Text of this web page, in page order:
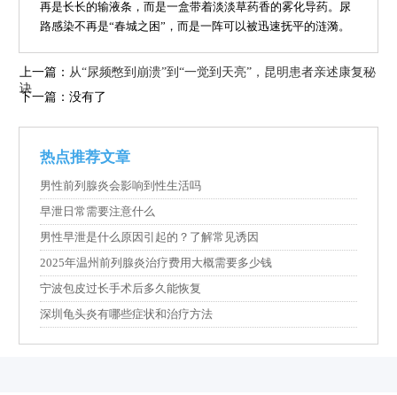
再是长长的输液条，而是一盒带着淡淡草药香的雾化导药。尿
路感染不再是“春城之困”，而是一阵可以被迅速抚平的涟漪。
上一篇： 从“尿频憋到崩溃”到“一觉到天亮”，昆明患者亲述康复秘
诀
下一篇：没有了
热点推荐文章
男性前列腺炎会影响到性生活吗
早泄日常需要注意什么
男性早泄是什么原因引起的？了解常见诱因
2025年温州前列腺炎治疗费用大概需要多少钱
宁波包皮过长手术后多久能恢复
深圳龟头炎有哪些症状和治疗方法